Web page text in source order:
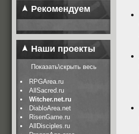
Рекомендуем
Наши проекты
Показать\скрыть весь
RPGArea.ru
AllSacred.ru
Witcher.net.ru
DiabloArea.net
RisenGame.ru
AllDisciples.ru